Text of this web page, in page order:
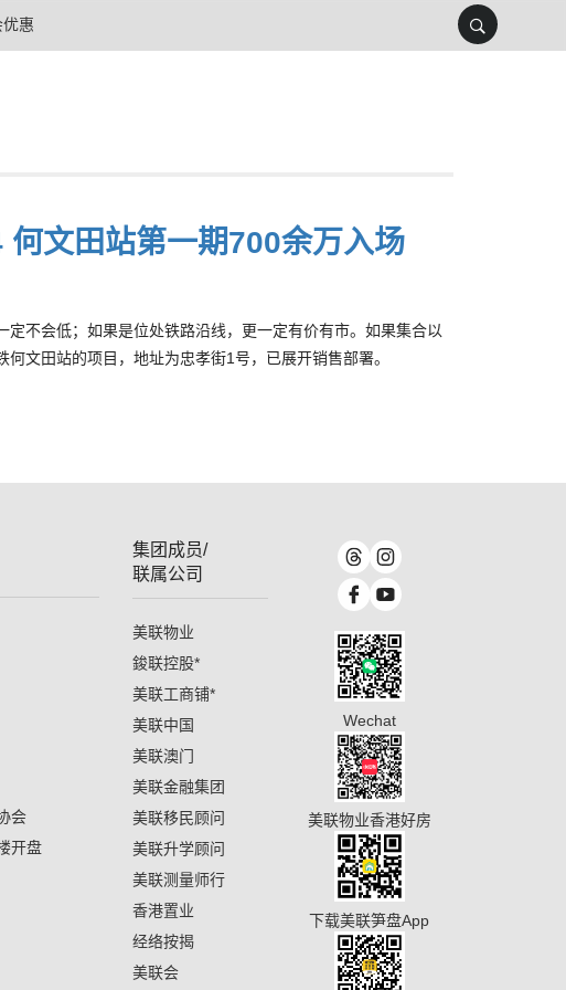
惠
何文田站第一期700余万入场
不会低；如果是位处铁路沿线，更一定有价有市。如果集合以
文田站的项目，地址为忠孝街1号，已展开销售部署。
会
开盘
集团成员/
联属公司
美联物业
鋑联控股*
美联工商铺*
美联中国
美联澳门
美联金融集团
美联移民顾问
美联升学顾问
美联测量师行
香港置业
经络按揭
美联会
Wechat
美联物业香港好房
下载美联笋盘App